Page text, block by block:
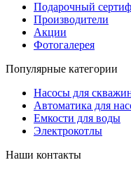
Подарочный
Производители
Акции
Фотогалерея
Популярные категории
Насосы для
Автоматика для
Емкости для воды
Электрокотлы
Наши контакты